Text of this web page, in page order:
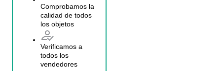
Comprobamos la
calidad de todos
los objetos
Verificamos a
todos los
vendedores